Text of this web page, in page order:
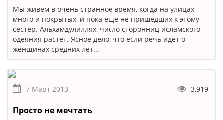
Мы живём в очень странное время, когда на улицах
много и покрытых, и пока ещё не пришедших к этому
сестёр. Альхамдулиллях, число сторонниц исламского
одеяния растёт. Ясное дело, что если речь идёт о
женщинах средних лет...
7 Март 2013 3,919
Просто не мечтать